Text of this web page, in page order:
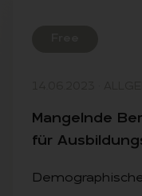
Man­geln­de
für